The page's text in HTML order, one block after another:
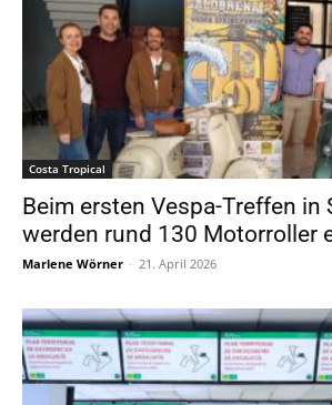
Costa Tropical
Beim ersten Vespa-Treffen in
werden rund 130 Motorroller
Marlene Wörner - 21. April 2026